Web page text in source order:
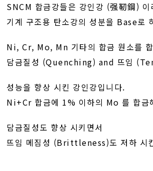
SNCM 합금강들은 강인강 (强靭鋼) 이
기계 구조용 탄소강의 성분을 Base로
Ni, Cr, Mo, Mn 기타의 합금 원소를
담금질성 (Quenching) and 뜨임
성능을 향상 시킨 강인강입니다.
Ni+Cr 합금에 1% 이하의 Mo 를 합금
담금질성도 향상 시키면서
뜨임 메짐성 (Brittleness)도 저하 시